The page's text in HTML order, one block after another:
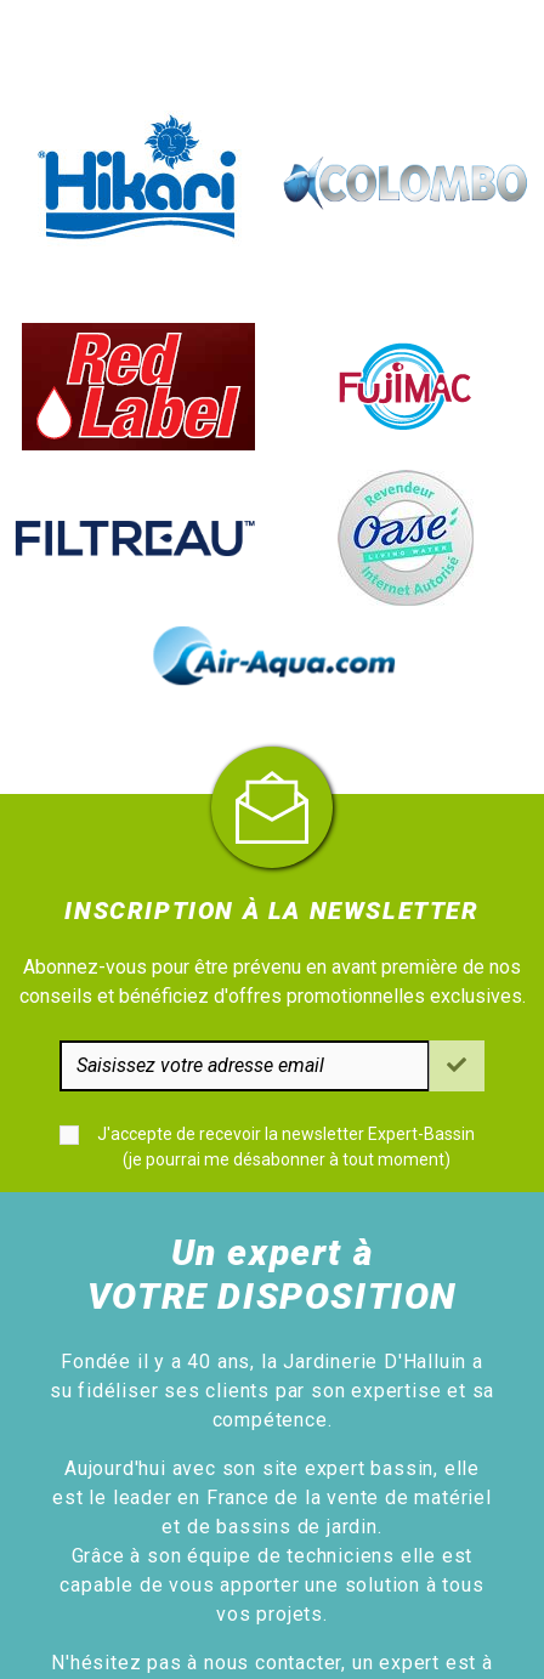
INSCRIPTION À LA NEWSLETTER
Abonnez-vous pour être prévenu en avant première de nos
conseils et bénéficiez d'offres promotionnelles exclusives.
J'accepte de recevoir la newsletter Expert-Bassin
(je pourrai me désabonner à tout moment)
Un expert à
VOTRE DISPOSITION
Fondée il y a 40 ans, la Jardinerie D'Halluin a
su fidéliser ses clients par son expertise et sa
compétence.
Aujourd'hui avec son site expert bassin, elle
est le leader en France de la vente de matériel
et de bassins de jardin.
Grâce à son équipe de techniciens elle est
capable de vous apporter une solution à tous
vos projets.
N'hésitez pas à nous contacter, un expert est à